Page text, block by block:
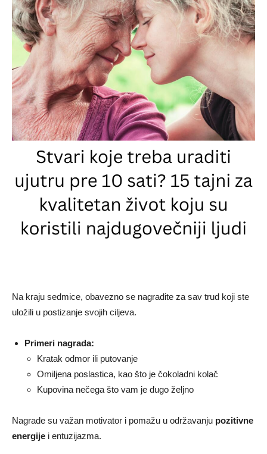
Na kraju sedmice, obavezno se nagradite za sav trud koji ste
uložili u postizanje svojih ciljeva.
Primeri nagrada:
Kratak odmor ili putovanje
Omiljena poslastica, kao što je čokoladni kolač
Kupovina nečega što vam je dugo željno
Nagrade su važan motivator i pomažu u održavanju pozitivne
energije i entuzijazma.